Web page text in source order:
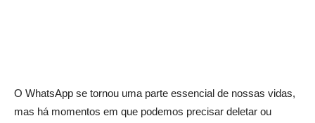
O WhatsApp se tornou uma parte essencial de nossas vidas,
mas há momentos em que podemos precisar deletar ou